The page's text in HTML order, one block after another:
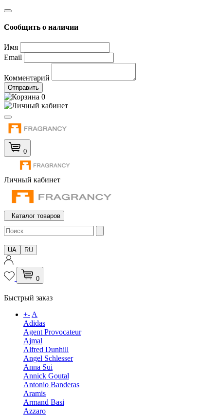
Сообщить о наличии
Имя
Email
Комментарий
Отправить
0
0
Личный кабинет
Каталог товаров
UA RU
0
Быстрый заказ
+-A
Adidas
Agent Provocateur
Ajmal
Alfred Dunhill
Angel Schlesser
Anna Sui
Annick Goutal
Antonio Banderas
Aramis
Armand Basi
Azzaro